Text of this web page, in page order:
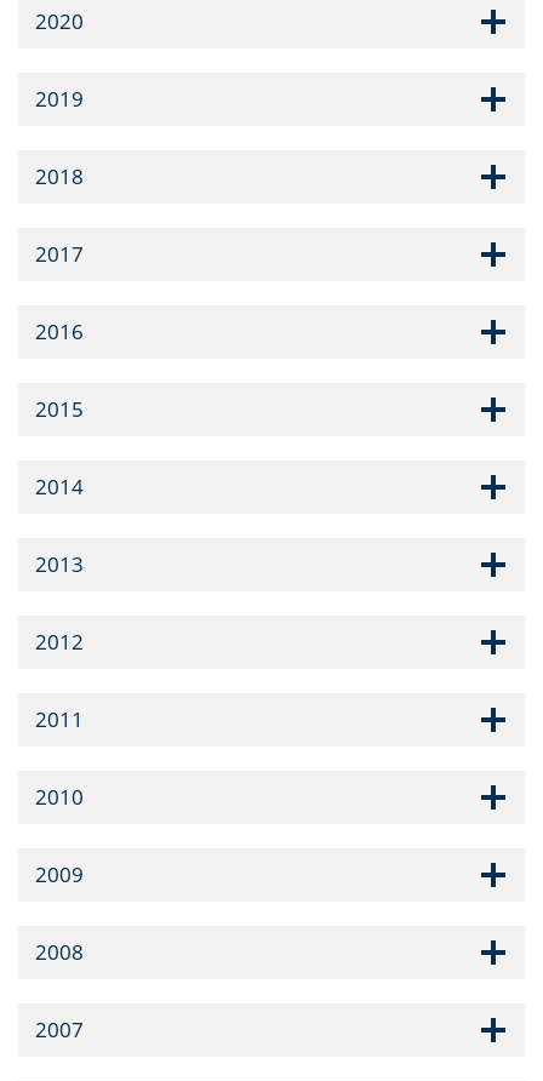
2020
2019
2018
2017
2016
2015
2014
2013
2012
2011
2010
2009
2008
2007